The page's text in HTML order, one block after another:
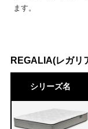
ます。
REGALIA(レガリ
シリーズ名